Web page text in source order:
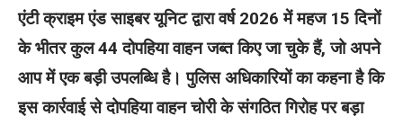
एंटी क्राइम एंड साइबर यूनिट द्वारा वर्ष 2026 में महज 15 दिनों
के भीतर कुल 44 दोपहिया वाहन जब्त किए जा चुके हैं, जो अपने
आप में एक बड़ी उपलब्धि है। पुलिस अधिकारियों का कहना है कि
इस कार्रवाई से दोपहिया वाहन चोरी के संगठित गिरोह पर बड़ा